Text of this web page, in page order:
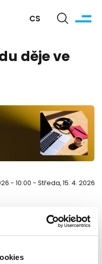
CS
děje ve
- 10:00 - Středa, 15. 4. 2026